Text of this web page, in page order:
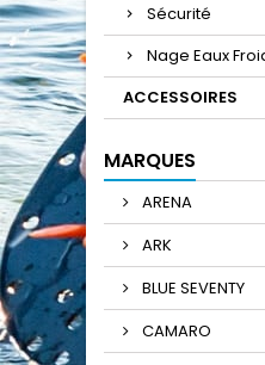
Sécurité
Nage Eaux
ACCESSOIRES
MARQUES
ARENA
ARK
BLUE SEVENTY
CAMARO